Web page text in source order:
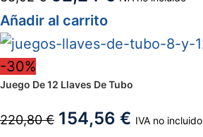
Añadir al carrito
-30%
Juego De 12 Llaves De Tubo
220,80€ 154,56 € IVA no incluido